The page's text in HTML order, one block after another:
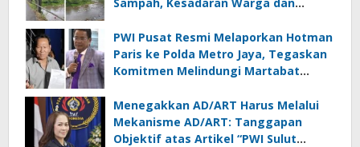
PWI Pusat Resmi Melaporkan Hotman
Paris ke Polda Metro Jaya, Tegaskan
Komitmen Melindungi Martabat
Menegakkan AD/ART Harus Melalui
Mekanisme AD/ART: Tanggapan
Objektif atas Artikel “PWI Sulut